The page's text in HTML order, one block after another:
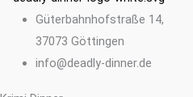
Güterbahnhofstraße 14,
37073 Göttingen
info@deadly-dinner.de